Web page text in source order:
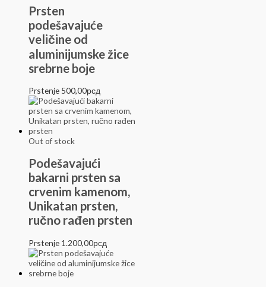
Prsten
podešavajuće
veličine od
aluminijumske žice
srebrne boje
Prstenje 500,00рсд
Out of stock
Podešavajući
bakarni prsten sa
crvenim kamenom,
Unikatan prsten,
ručno rađen prsten
Prstenje 1.200,00рсд